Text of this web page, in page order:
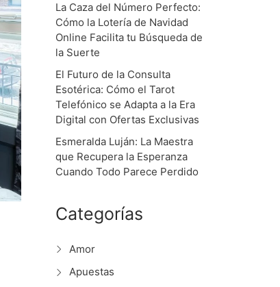
La Caza del Número Perfecto:
Cómo la Lotería de Navidad
Online Facilita tu Búsqueda de
la Suerte
El Futuro de la Consulta
Esotérica: Cómo el Tarot
Telefónico se Adapta a la Era
Digital con Ofertas Exclusivas
Esmeralda Luján: La Maestra
que Recupera la Esperanza
Cuando Todo Parece Perdido
Categorías
Amor
Apuestas